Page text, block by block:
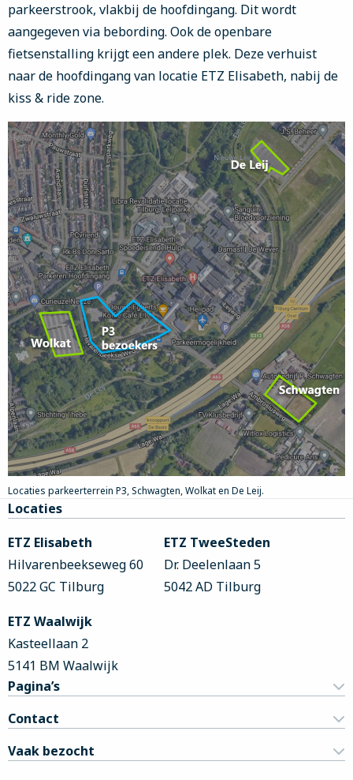
parkeerstrook, vlakbij de hoofdingang. Dit wordt
aangegeven via bebording. Ook de openbare
fietsenstalling krijgt een andere plek. Deze verhuist
naar de hoofdingang van locatie ETZ Elisabeth, nabij de
kiss & ride zone.
Locaties parkeerterrein P3, Schwagten, Wolkat en De Leij.
Site
footer
Locaties
ETZ Elisabeth
Hilvarenbeekseweg 60
5022 GC Tilburg
ETZ TweeSteden
Dr. Deelenlaan 5
5042 AD Tilburg
ETZ Waalwijk
Kasteellaan 2
5141 BM Waalwijk
Pagina’s
Contact
Vaak bezocht